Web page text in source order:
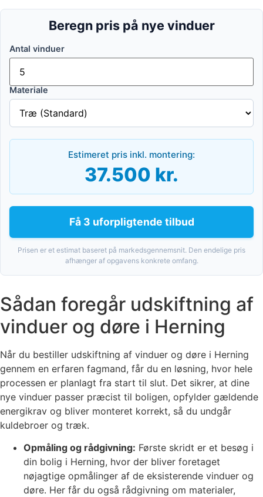
Beregn pris på nye vinduer
Antal vinduer
Materiale
Estimeret pris inkl. montering:
37.500 kr.
Få 3 uforpligtende tilbud
Prisen er et estimat baseret på markedsgennemsnit. Den endelige pris
afhænger af opgavens konkrete omfang.
Sådan foregår udskiftning af
vinduer og døre i Herning
Når du bestiller udskiftning af vinduer og døre i Herning
gennem en erfaren fagmand, får du en løsning, hvor hele
processen er planlagt fra start til slut. Det sikrer, at dine
nye vinduer passer præcist til boligen, opfylder gældende
energikrav og bliver monteret korrekt, så du undgår
kuldebroer og træk.
Opmåling og rådgivning: Første skridt er et besøg i
din bolig i Herning, hvor der bliver foretaget
nøjagtige opmålinger af de eksisterende vinduer og
døre. Her får du også rådgivning om materialer,